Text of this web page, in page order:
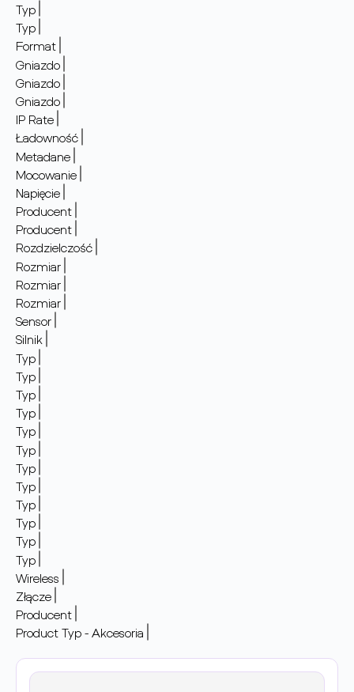
Typ
Typ
Format
Gniazdo
Gniazdo
Gniazdo
IP Rate
Ładowność
Metadane
Mocowanie
Napięcie
Producent
Producent
Rozdzielczość
Rozmiar
Rozmiar
Rozmiar
Sensor
Silnik
Typ
Typ
Typ
Typ
Typ
Typ
Typ
Typ
Typ
Typ
Typ
Typ
Wireless
Złącze
Producent
Product Typ - Akcesoria